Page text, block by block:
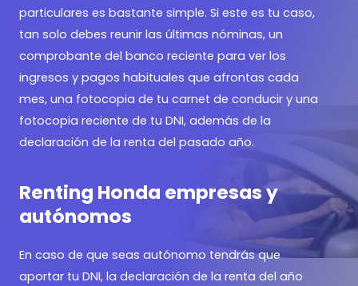
particulares es bastante simple. Si este es tu caso,
tan solo debes reunir las últimas nóminas, un
comprobante del banco reciente para ver los
ingresos y pagos habituales que afrontas cada
mes, una fotocopia de tu carnet de conducir y una
fotocopia reciente de tu DNI, además de la
declaración de la renta del pasado año.
Renting Honda empresas y
autónomos
En caso de que seas autónomo tendrás que
aportar tu DNI, la declaración de la renta del año